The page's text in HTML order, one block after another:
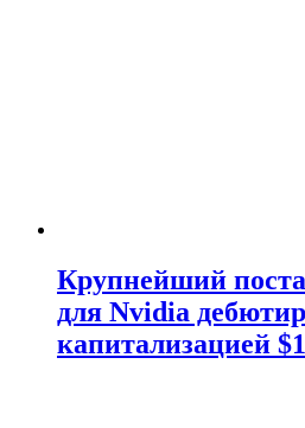
Крупнейший
для Nvidia
капитализацией